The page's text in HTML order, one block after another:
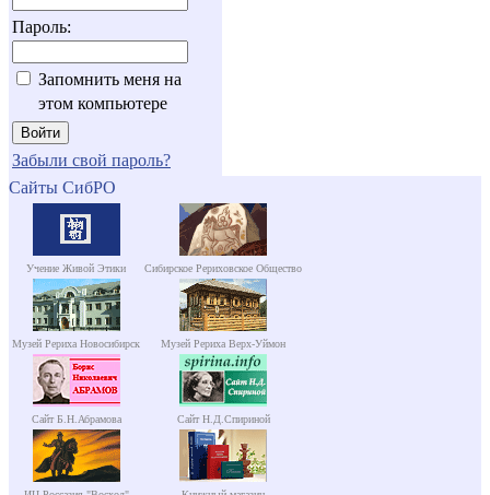
Пароль:
Запомнить меня на
этом компьютере
Забыли свой пароль?
Сайты СибРО
Учение Живой Этики Сибирское Рериховское Общество
Музей Рериха Новосибирск Музей Рериха Верх-Уймон
Сайт Б.Н.Абрамова Сайт Н.Д.Спириной